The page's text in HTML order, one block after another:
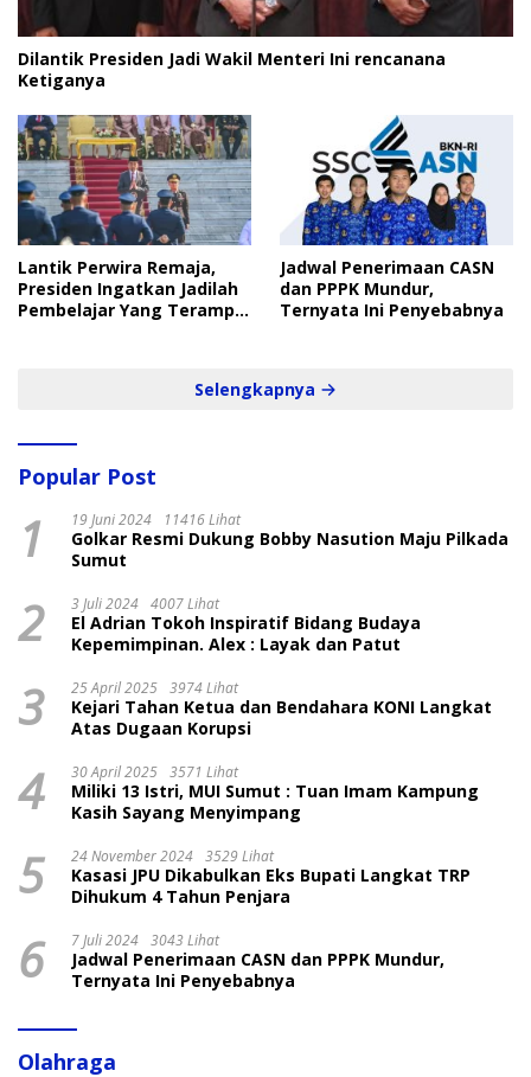
Dilantik Presiden Jadi Wakil Menteri Ini rencanana
Ketiganya
Lantik Perwira Remaja,
Presiden Ingatkan Jadilah
Pembelajar Yang Terampil
Jadwal Penerimaan CASN
dan PPPK Mundur,
Ternyata Ini Penyebabnya
Selengkapnya
Popular Post
1 19 Juni 2024 11416 Lihat
Golkar Resmi Dukung Bobby Nasution Maju Pilkada
Sumut
2 3 Juli 2024 4007 Lihat
El Adrian Tokoh Inspiratif Bidang Budaya
Kepemimpinan. Alex : Layak dan Patut
3 25 April 2025 3974 Lihat
Kejari Tahan Ketua dan Bendahara KONI Langkat
Atas Dugaan Korupsi
4 30 April 2025 3571 Lihat
Miliki 13 Istri, MUI Sumut : Tuan Imam Kampung
Kasih Sayang Menyimpang
5 24 November 2024 3529 Lihat
Kasasi JPU Dikabulkan Eks Bupati Langkat TRP
Dihukum 4 Tahun Penjara
6 7 Juli 2024 3043 Lihat
Jadwal Penerimaan CASN dan PPPK Mundur,
Ternyata Ini Penyebabnya
Olahraga